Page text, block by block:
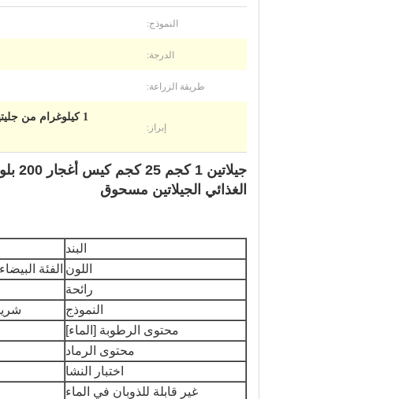
النموذج:
الدرجة:
طريقة الزراعة:
إبراز:
1 كيلوغرام من جليتين الحلال في مسحوق,25 كيلوغراماً من جليتين الهلال,200 بلوم هلال جليتين مسحوق
الغذائي الجيلاتين مسحوق
البند
اللون الفئة
رائحة
النموذج
محتوى الرطوبة [الماء]
محتوى الرماد
اختبار النشا
غير قابلة للذوبان في الماء